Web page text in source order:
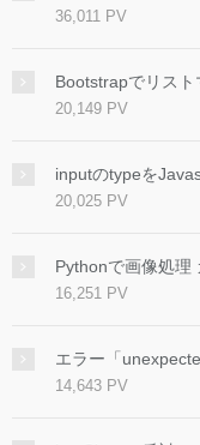
36,011 PV
Bootstrapでリス
20,149 PV
inputのtypeを
20,025 PV
Pythonで画像処理
16,251 PV
エラー「
14,643 PV